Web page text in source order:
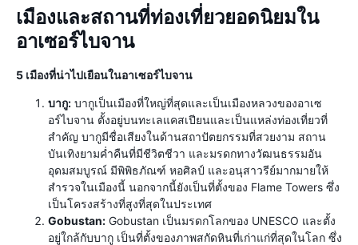
เมืองและสถานที่ท่องเที่ยวยอดนิยมใน
อาเซอร์ไบจาน
5 เมืองที่น่าไปเยือนในอาเซอร์ไบจาน
บากู: บากูเป็นเมืองที่ใหญ่ที่สุดและเป็นเมืองหลวงของอาเซ
อร์ไบจาน ตั้งอยู่บนทะเลแคสเปียนและเป็นแหล่งท่องเที่ยวที่
สำคัญ บากูมีชื่อเสียงในด้านสถาปัตยกรรมที่สวยงาม สถาน
บันเทิงยามค่ำคืนที่มีชีวิตชีวา และมรดกทางวัฒนธรรมอัน
อุดมสมบูรณ์ มีพิพิธภัณฑ์ หอศิลป์ และอนุสาวรีย์มากมายให้
สำรวจในเมืองนี้ นอกจากนี้ยังเป็นที่ตั้งของ Flame Towers ซึ่ง
เป็นโครงสร้างที่สูงที่สุดในประเทศ
Gobustan: Gobustan เป็นมรดกโลกของ UNESCO และตั้ง
อยู่ใกล้กับบากู เป็นที่ตั้งของภาพสกัดหินที่เก่าแก่ที่สุดในโลก ซึ่ง